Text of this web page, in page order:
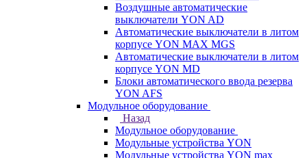
Воздушные автоматические
выключатели YON AD
Автоматические выключатели в литом
корпусе YON MAX MGS
Автоматические выключатели в литом
корпусе YON MD
Блоки автоматического ввода резерва
YON AFS
Модульное оборудование
Назад
Модульное оборудование
Модульные устройства YON
Модульные устройства YON max